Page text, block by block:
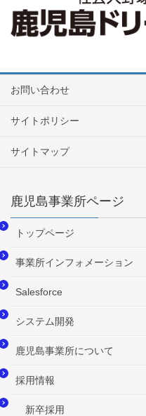
お問い合わせ
サイトポリシー
サイトマップ
鹿児島事業所ページ
トップページ
事業所インフォメーション
Salesforce
システム開発
鹿児島事業所について
採用情報
新卒採用